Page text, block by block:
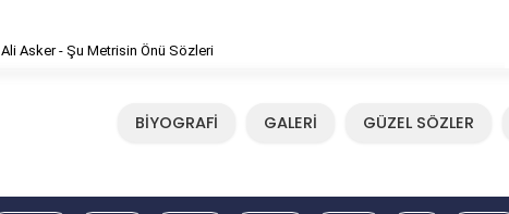
Ali Asker - Şu Metrisin Önü Sözleri
BİYOGRAFİ GALERİ GÜZEL SÖZLER